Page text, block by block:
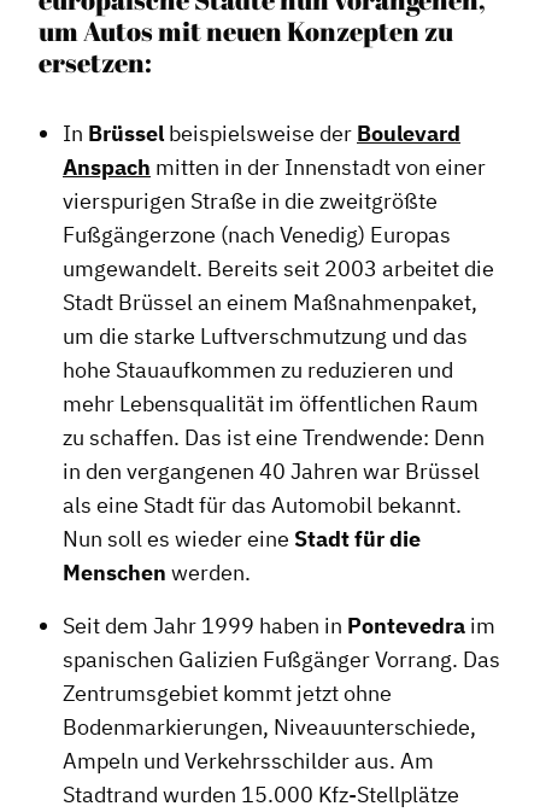
um Autos mit neuen Konzepten zu
ersetzen:
In Brüsselbeispielsweise der Boulevard
Anspach mitten in der Innenstadt von einer
vierspurigen Straße in die zweitgrößte
Fußgängerzone (nach Venedig) Europas
umgewandelt. Bereits seit 2003 arbeitet die
Stadt Brüssel an einem Maßnahmenpaket,
um die starke Luftverschmutzung und das
hohe Stauaufkommen zu reduzieren und
mehr Lebensqualität im öffentlichen Raum
zu schaffen. Das ist eine Trendwende: Denn
in den vergangenen 40 Jahren war Brüssel
als eine Stadt für das Automobil bekannt.
Nun soll es wieder eine Stadt für die
Menschen werden.
Seit dem Jahr 1999 haben in Pontevedra im
spanischen Galizien Fußgänger Vorrang. Das
Zentrumsgebiet kommt jetzt ohne
Bodenmarkierungen, Niveauunterschiede,
Ampeln und Verkehrsschilder aus. Am
Stadtrand wurden 15.000 Kfz-Stellplätze